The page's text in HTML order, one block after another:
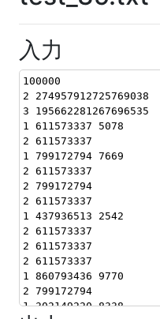
入力
100000
2 274957912725769038
3 195662281267696535
1 611573337 5078
2 611573337
1 799172794 7669
2 611573337
2 799172794
2 611573337
1 437936513 2542
2 611573337
2 611573337
2 611573337
1 860793436 9770
2 799172794
1 302149220 8338